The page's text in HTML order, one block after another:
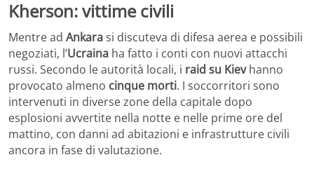
Kherson: vittime civili
Mentre ad Ankarasi discuteva di difesa aerea e possibili
negoziati, l’Ucraina ha fatto i conti con nuovi attacchi
russi. Secondo le autorità locali, i raid su Kievhanno
provocato almeno cinque morti. I soccorritori sono
intervenuti in diverse zone della capitale dopo
esplosioni avvertite nella notte e nelle prime ore del
mattino, con danni ad abitazioni e infrastrutture civili
ancora in fase di valutazione.